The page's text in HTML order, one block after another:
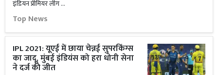
इंडियन प्रीमियर लीग …
Top News
IPL 2021: यूएई में छाया चेन्नई सुपरकिंग्स
का जादू, मुंबई इंडियंस को हरा धोनी सेना
ने दर्ज की जीत